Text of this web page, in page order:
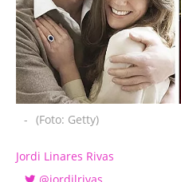
- (Foto: Getty)
Jordi Linares Rivas
@jordilrivas